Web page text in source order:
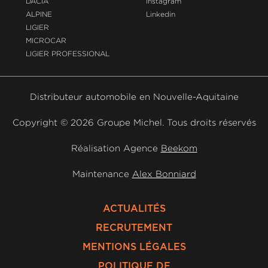
ALPINE
LIGIER
MICROCAR
LIGIER PROFESSIONAL
Linkedin
Distributeur automobile en Nouvelle-Aquitaine
Copyright © 2026 Groupe Michel. Tous droits réservés
Réalisation Agence Beekom
Maintenance Alex Bonniard
ACTUALITÉS
RECRUTEMENT
MENTIONS LÉGALES